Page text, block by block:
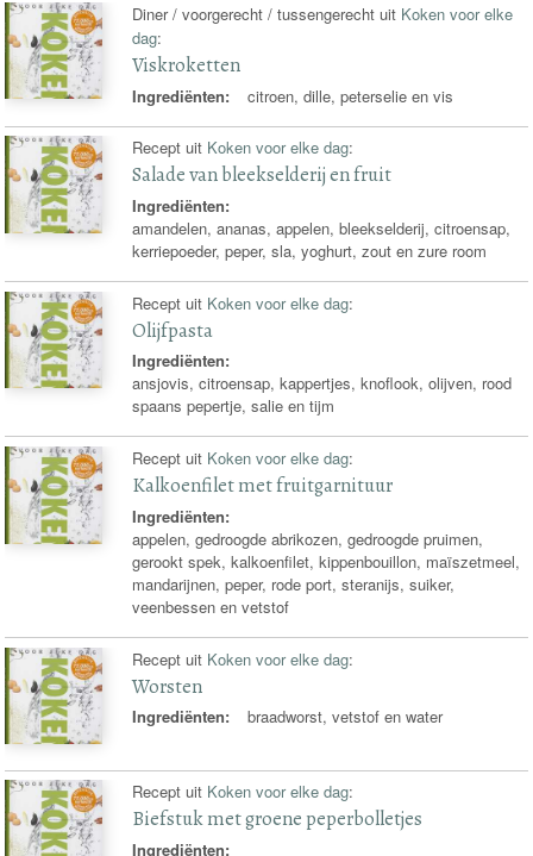
Diner / voorgerecht / tussengerecht uit Koken voor elke
dag:
Viskroketten
Ingrediënten: citroen, dille, peterselie en vis
Recept uit Koken voor elke dag:
Salade van bleekselderij en fruit
Ingrediënten:
amandelen, ananas, appelen, bleekselderij, citroensap,
kerriepoeder, peper, sla, yoghurt, zout en zure room
Recept uit Koken voor elke dag:
Olijfpasta
Ingrediënten:
ansjovis, citroensap, kappertjes, knoflook, olijven, rood
spaans pepertje, salie en tijm
Recept uit Koken voor elke dag:
Kalkoenfilet met fruitgarnituur
Ingrediënten:
appelen, gedroogde abrikozen, gedroogde pruimen,
gerookt spek, kalkoenfilet, kippenbouillon, maïszetmeel,
mandarijnen, peper, rode port, steranijs, suiker,
veenbessen en vetstof
Recept uit Koken voor elke dag:
Worsten
Ingrediënten: braadworst, vetstof en water
Recept uit Koken voor elke dag:
Biefstuk met groene peperbolletjes
Ingrediënten: